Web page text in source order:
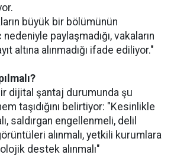
büyük bir bölümünün
nedeniyle paylaşmadığı, vakaların
altına alınmadığı ifade ediliyor."
dijital şantaj durumunda şu
taşıdığını belirtiyor: "Kesinlikle
saldırgan engellenmeli, delil
alınmalı, yetkili kurumlara
destek alınmalı"